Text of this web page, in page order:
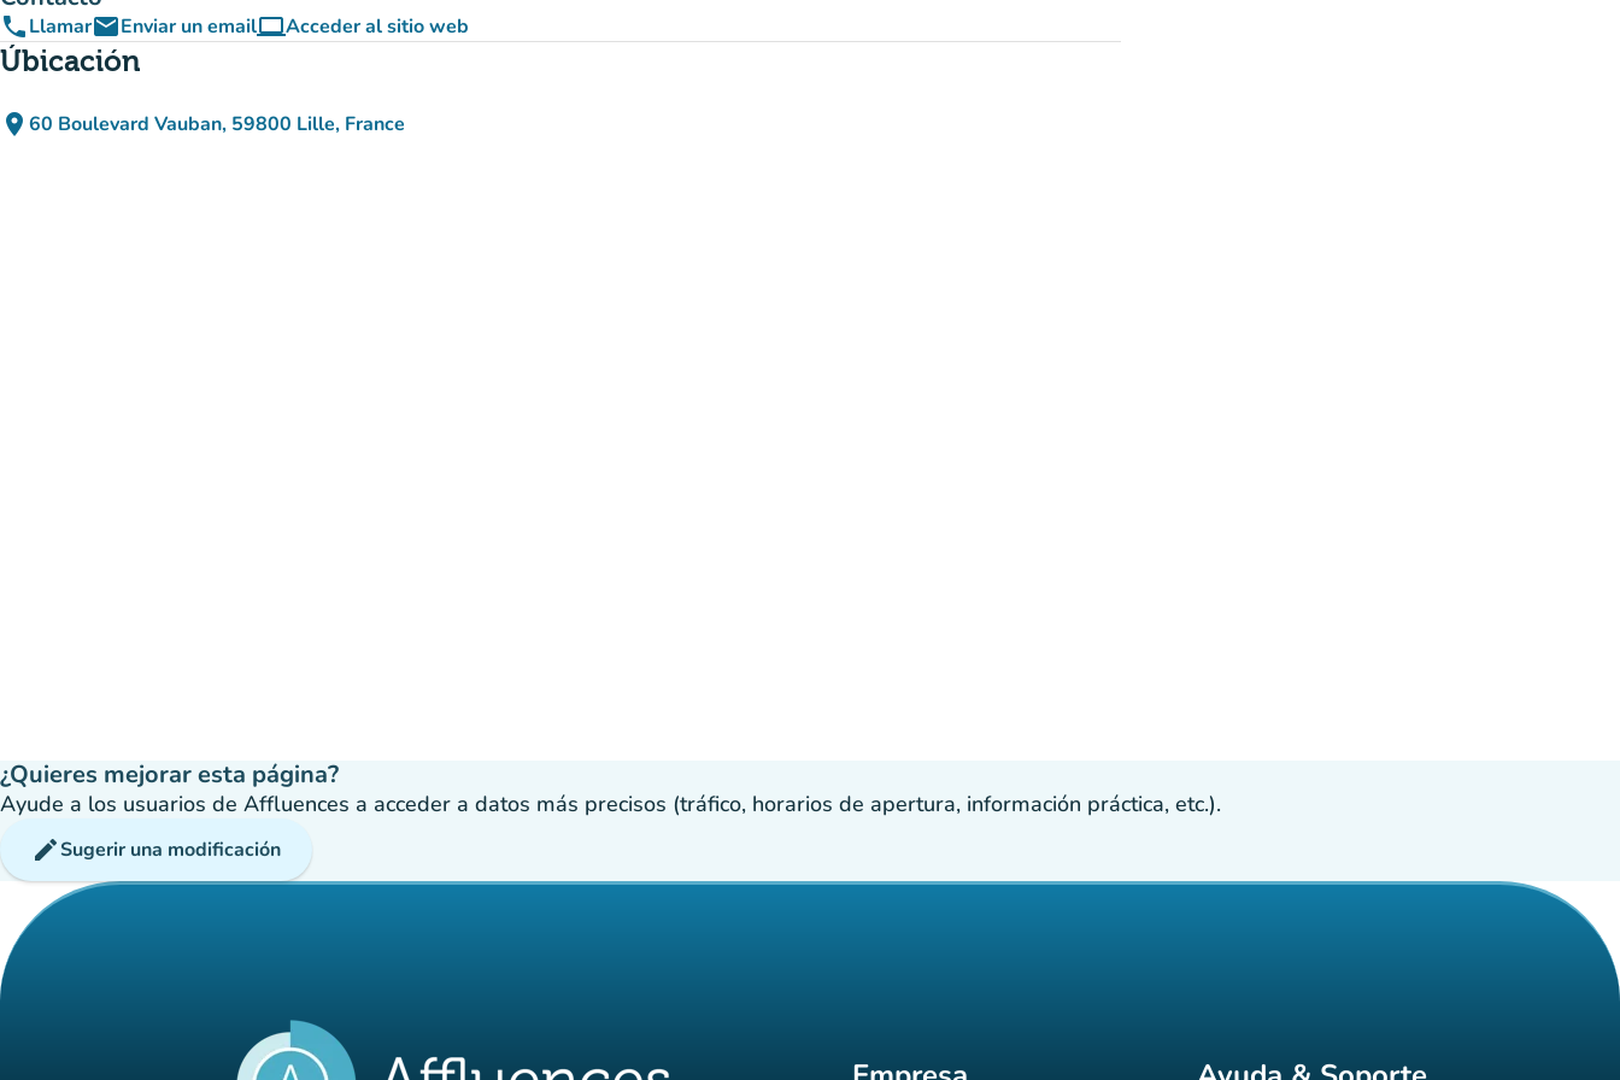
phoneLlamaremailEnviar un emailcomputerAcceder al sitio web
(nueva pestaña)
Úbicación
place 60 Boulevard Vauban, 59800 Lille, France
(abrir en Google Maps)
(nueva pestaña)
¿Quieres mejorar esta página?
Ayude a los usuarios de Affluences a acceder a datos más precisos (tráfico, horarios de apertura, información práctica, etc.).
editSugerir una modificación